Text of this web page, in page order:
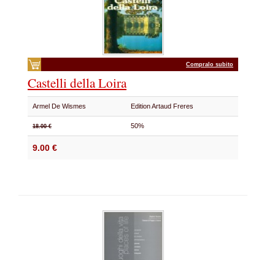
Compralo subito
Castelli della Loira
Armel De Wismes Edition Artaud Freres
18.00 € 50%
9.00 €